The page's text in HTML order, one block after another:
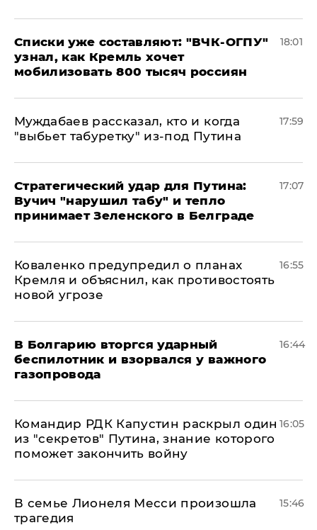
Списки уже составляют: "ВЧК-ОГПУ"
узнал, как Кремль хочет
мобилизовать 800 тысяч россиян
18:01
Муждабаев рассказал, кто и когда
"выбьет табуретку" из-под Путина
17:59
Стратегический удар для Путина:
Вучич "нарушил табу" и тепло
принимает Зеленского в Белграде
17:07
Коваленко предупредил о планах
Кремля и объяснил, как противостоять
новой угрозе
16:55
В Болгарию вторгся ударный
беспилотник и взорвался у важного
газопровода
16:44
Командир РДК Капустин раскрыл один
из "секретов" Путина, знание которого
поможет закончить войну
16:05
В семье Лионеля Месси произошла
трагедия
15:46